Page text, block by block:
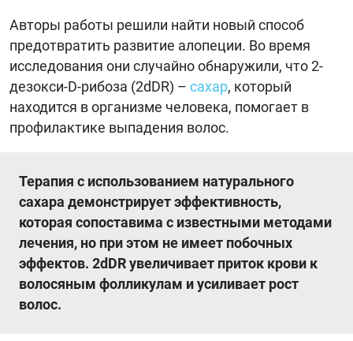
Авторы работы решили найти новый способ
предотвратить развитие алопеции. Во время
исследования они случайно обнаружили, что 2-
дезокси-D-рибоза (2dDR) – сахар, который
находится в организме человека, помогает в
профилактике выпадения волос.
Терапия с использованием натурального
сахара демонстрирует эффективность,
которая сопоставима с известными методами
лечения, но при этом не имеет побочных
эффектов. 2dDR увеличивает приток крови к
волосяным фолликулам и усиливает рост
волос.